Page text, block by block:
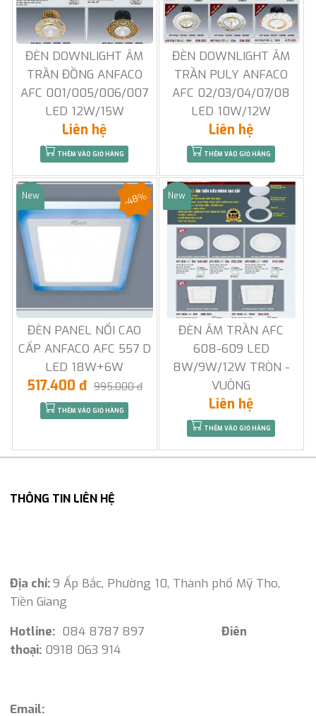
ĐÈN DOWNLIGHT ÂM
TRẦN ĐỒNG ANFACO
AFC 001/005/006/007
LED 12W/15W
Liên hệ
THÊM VÀO GIỎ HÀNG
ĐÈN DOWNLIGHT ÂM
TRẦN PULY ANFACO
AFC 02/03/04/07/08
LED 10W/12W
Liên hệ
THÊM VÀO GIỎ HÀNG
Sale
New
ĐÈN PANEL NỔI CAO
CẤP ANFACO AFC 557 D
LED 18W+6W
-48%
517.400 đ 995.000 đ
THÊM VÀO GIỎ HÀNG
Sale
New
ĐÈN ÂM TRẦN AFC
608-609 LED
8W/9W/12W TRÒN -
VUÔNG
Liên hệ
THÊM VÀO GIỎ HÀNG
THÔNG TIN LIÊN HỆ
Địa chỉ:9 Ấp Bắc, Phường 10, Thành phố Mỹ Tho,
Tiền Giang
Hotline: 084 8787 897 Điên
thoại: 0918 063 914
Email: